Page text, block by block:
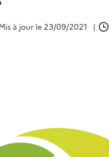
à jour le 23/09/2021 |